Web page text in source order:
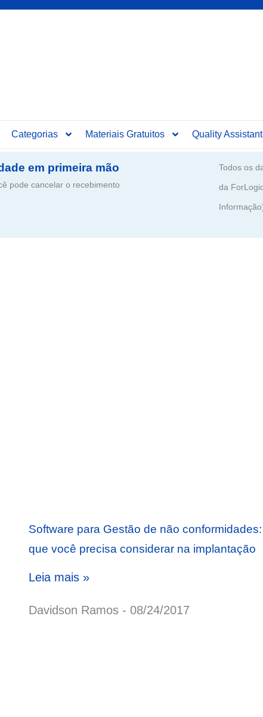
Categorias Materiais Gratuitos Quality
em primeira mão
pode cancelar o recebimento
Todos os
da
Software para Gestão de não
que você precisa considerar na implantação
Leia mais »
Davidson Ramos 08/24/2017